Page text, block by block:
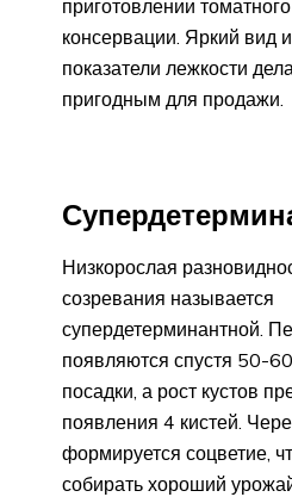
приготовлении
консервации. Яркий вид
показатели лежкости
пригодным для продажи.
Низкорослая
созревания называется
супердетерминантной.
появляются спустя 50-
посадки, а рост кустов
появления 4 кистей.
формируется соцветие,
собирать хороший